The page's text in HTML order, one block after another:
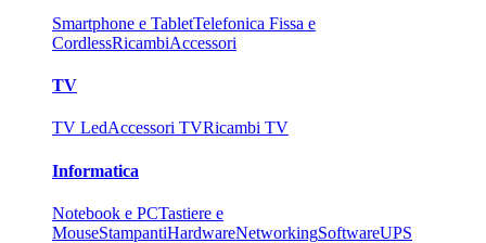
Smartphone e TabletTelefonica Fissa e
CordlessRicambiAccessori
TV
TV LedAccessori TVRicambi TV
Informatica
Notebook e PCTastiere e
MouseStampantiHardwareNetworkingSoftwareUPS